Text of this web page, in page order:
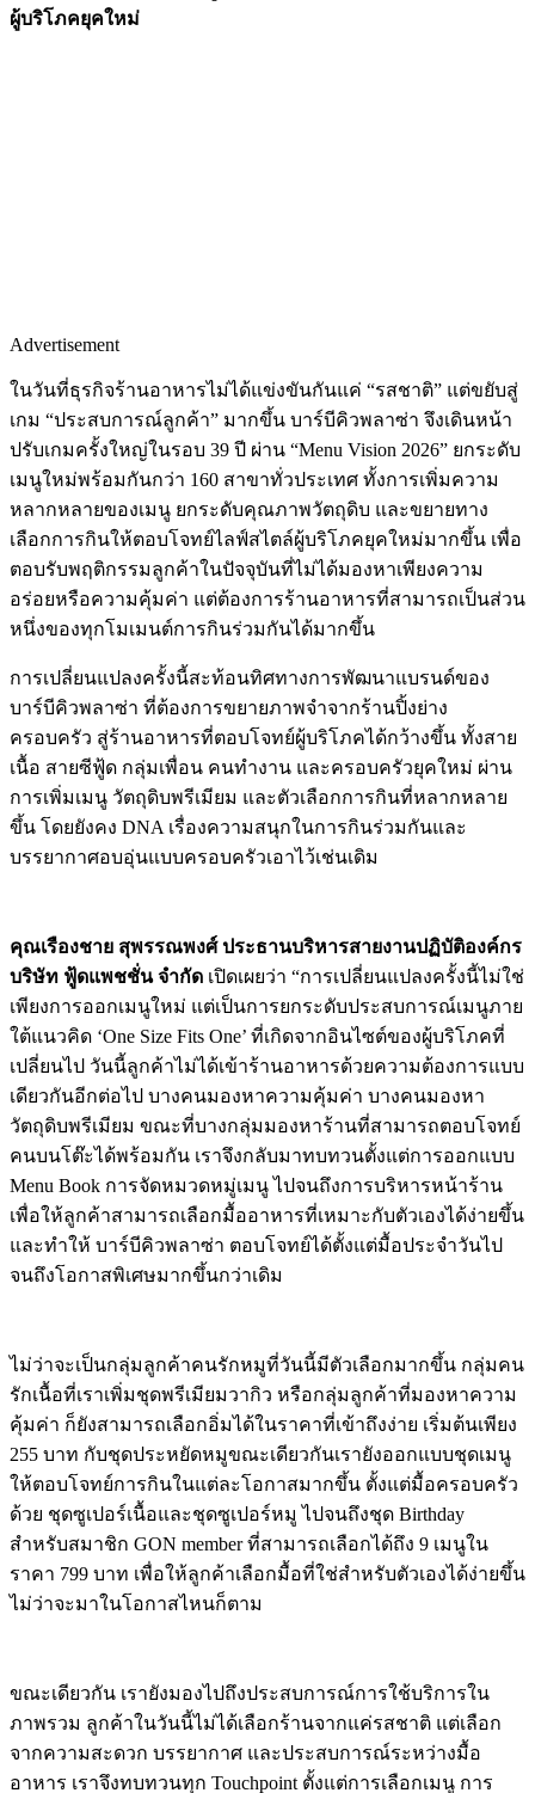
ผู้บริโภคยุคใหม่
Advertisement
ในวันที่ธุรกิจร้านอาหารไม่ได้แข่งขันกันแค่ “รสชาติ” แต่ขยับสู่
เกม “ประสบการณ์ลูกค้า” มากขึ้น บาร์บีคิวพลาซ่า จึงเดินหน้า
ปรับเกมครั้งใหญ่ในรอบ 39 ปี ผ่าน “Menu Vision 2026” ยกระดับ
เมนูใหม่พร้อมกันกว่า 160 สาขาทั่วประเทศ ทั้งการเพิ่มความ
หลากหลายของเมนู ยกระดับคุณภาพวัตถุดิบ และขยายทาง
เลือกการกินให้ตอบโจทย์ไลฟ์สไตล์ผู้บริโภคยุคใหม่มากขึ้น เพื่อ
ตอบรับพฤติกรรมลูกค้าในปัจจุบันที่ไม่ได้มองหาเพียงความ
อร่อยหรือความคุ้มค่า แต่ต้องการร้านอาหารที่สามารถเป็นส่วน
หนึ่งของทุกโมเมนต์การกินร่วมกันได้มากขึ้น
การเปลี่ยนแปลงครั้งนี้สะท้อนทิศทางการพัฒนาแบรนด์ของ
บาร์บีคิวพลาซ่า ที่ต้องการขยายภาพจำจากร้านปิ้งย่าง
ครอบครัว สู่ร้านอาหารที่ตอบโจทย์ผู้บริโภคได้กว้างขึ้น ทั้งสาย
เนื้อ สายซีฟู้ด กลุ่มเพื่อน คนทำงาน และครอบครัวยุคใหม่ ผ่าน
การเพิ่มเมนู วัตถุดิบพรีเมียม และตัวเลือกการกินที่หลากหลาย
ขึ้น โดยยังคง DNA เรื่องความสนุกในการกินร่วมกันและ
บรรยากาศอบอุ่นแบบครอบครัวเอาไว้เช่นเดิม
คุณเรืองชาย สุพรรณพงศ์ ประธานบริหารสายงานปฏิบัติองค์กร
บริษัท ฟู้ดแพชชั่น จำกัด เปิดเผยว่า “การเปลี่ยนแปลงครั้งนี้ไม่ใช่
เพียงการออกเมนูใหม่ แต่เป็นการยกระดับประสบการณ์เมนูภาย
ใต้แนวคิด ‘One Size Fits One’ ที่เกิดจากอินไซต์ของผู้บริโภคที่
เปลี่ยนไป วันนี้ลูกค้าไม่ได้เข้าร้านอาหารด้วยความต้องการแบบ
เดียวกันอีกต่อไป บางคนมองหาความคุ้มค่า บางคนมองหา
วัตถุดิบพรีเมียม ขณะที่บางกลุ่มมองหาร้านที่สามารถตอบโจทย์
คนบนโต๊ะได้พร้อมกัน เราจึงกลับมาทบทวนตั้งแต่การออกแบบ
Menu Book การจัดหมวดหมู่เมนู ไปจนถึงการบริหารหน้าร้าน
เพื่อให้ลูกค้าสามารถเลือกมื้ออาหารที่เหมาะกับตัวเองได้ง่ายขึ้น
และทำให้ บาร์บีคิวพลาซ่า ตอบโจทย์ได้ตั้งแต่มื้อประจำวันไป
จนถึงโอกาสพิเศษมากขึ้นกว่าเดิม
ไม่ว่าจะเป็นกลุ่มลูกค้าคนรักหมูที่วันนี้มีตัวเลือกมากขึ้น กลุ่มคน
รักเนื้อที่เราเพิ่มชุดพรีเมียมวากิว หรือกลุ่มลูกค้าที่มองหาความ
คุ้มค่า ก็ยังสามารถเลือกอิ่มได้ในราคาที่เข้าถึงง่าย เริ่มต้นเพียง
255 บาท กับชุดประหยัดหมูขณะเดียวกันเรายังออกแบบชุดเมนู
ให้ตอบโจทย์การกินในแต่ละโอกาสมากขึ้น ตั้งแต่มื้อครอบครัว
ด้วย ชุดซูเปอร์เนื้อและชุดซูเปอร์หมู ไปจนถึงชุด Birthday
สำหรับสมาชิก GON member ที่สามารถเลือกได้ถึง 9 เมนูใน
ราคา 799 บาท เพื่อให้ลูกค้าเลือกมื้อที่ใช่สำหรับตัวเองได้ง่ายขึ้น
ไม่ว่าจะมาในโอกาสไหนก็ตาม
ขณะเดียวกัน เรายังมองไปถึงประสบการณ์การใช้บริการใน
ภาพรวม ลูกค้าในวันนี้ไม่ได้เลือกร้านจากแค่รสชาติ แต่เลือก
จากความสะดวก บรรยากาศ และประสบการณ์ระหว่างมื้อ
อาหาร เราจึงทบทวนทุก Touchpoint ตั้งแต่การเลือกเมนู การ